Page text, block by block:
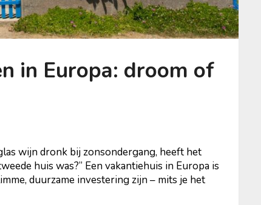
in Europa: droom of
wijn dronk bij zonsondergang, heeft het
huis was?” Een vakantiehuis in Europa is
duurzame investering zijn – mits je het